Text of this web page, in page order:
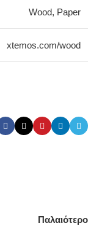
Wood, Paper
xtemos.com/wood
Παλαιότερο